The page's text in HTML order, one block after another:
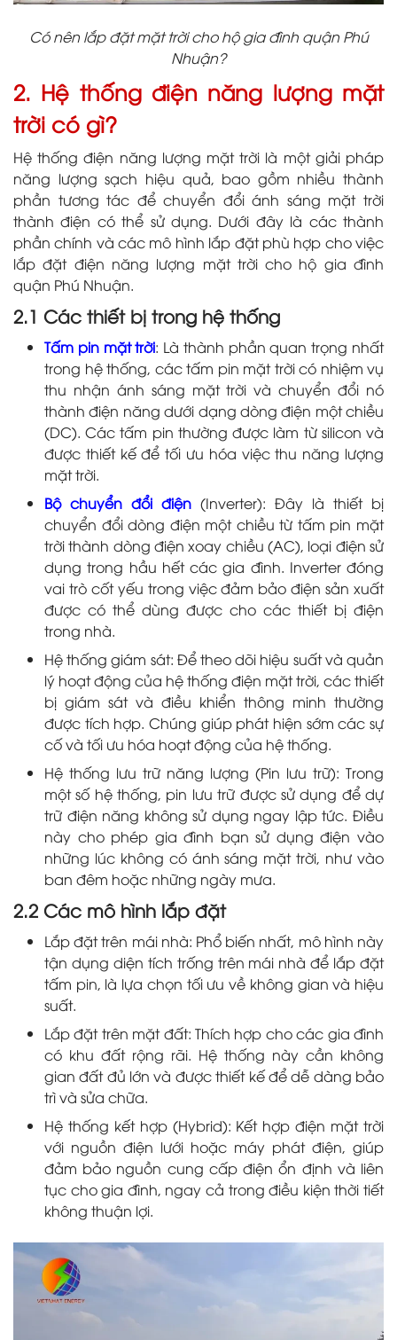
Có nên lắp đặt mặt trời cho hộ gia đình quận Phú
Nhuận?
2. Hệ thống điện năng lượng mặt
trời có gì?
Hệ thống điện năng lượng mặt trời là một giải pháp
năng lượng sạch hiệu quả, bao gồm nhiều thành
phần tương tác để chuyển đổi ánh sáng mặt trời
thành điện có thể sử dụng. Dưới đây là các thành
phần chính và các mô hình lắp đặt phù hợp cho việc
lắp đặt điện năng lượng mặt trời cho hộ gia đình
quận Phú Nhuận.
2.1 Các thiết bị trong hệ thống
Tấm pin mặt trời: Là thành phần quan trọng nhất
trong hệ thống, các tấm pin mặt trời có nhiệm vụ
thu nhận ánh sáng mặt trời và chuyển đổi nó
thành điện năng dưới dạng dòng điện một chiều
(DC). Các tấm pin thường được làm từ silicon và
được thiết kế để tối ưu hóa việc thu năng lượng
mặt trời.
Bộ chuyển đổi điện (Inverter): Đây là thiết bị
chuyển đổi dòng điện một chiều từ tấm pin mặt
trời thành dòng điện xoay chiều (AC), loại điện sử
dụng trong hầu hết các gia đình. Inverter đóng
vai trò cốt yếu trong việc đảm bảo điện sản xuất
được có thể dùng được cho các thiết bị điện
trong nhà.
Hệ thống giám sát: Để theo dõi hiệu suất và quản
lý hoạt động của hệ thống điện mặt trời, các thiết
bị giám sát và điều khiển thông minh thường
được tích hợp. Chúng giúp phát hiện sớm các sự
cố và tối ưu hóa hoạt động của hệ thống.
Hệ thống lưu trữ năng lượng (Pin lưu trữ): Trong
một số hệ thống, pin lưu trữ được sử dụng để dự
trữ điện năng không sử dụng ngay lập tức. Điều
này cho phép gia đình bạn sử dụng điện vào
những lúc không có ánh sáng mặt trời, như vào
ban đêm hoặc những ngày mưa.
2.2 Các mô hình lắp đặt
Lắp đặt trên mái nhà: Phổ biến nhất, mô hình này
tận dụng diện tích trống trên mái nhà để lắp đặt
tấm pin, là lựa chọn tối ưu về không gian và hiệu
suất.
Lắp đặt trên mặt đất: Thích hợp cho các gia đình
có khu đất rộng rãi. Hệ thống này cần không
gian đất đủ lớn và được thiết kế để dễ dàng bảo
trì và sửa chữa.
Hệ thống kết hợp (Hybrid): Kết hợp điện mặt trời
với nguồn điện lưới hoặc máy phát điện, giúp
đảm bảo nguồn cung cấp điện ổn định và liên
tục cho gia đình, ngay cả trong điều kiện thời tiết
không thuận lợi.